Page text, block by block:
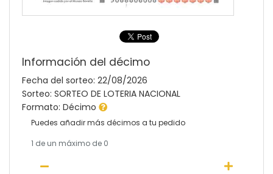
Información del décimo
Fecha del sorteo: 22/08/2026
Sorteo: SORTEO DE LOTERIA NACIONAL
Formato: Décimo
Puedes añadir más décimos a tu pedido
1 de un máximo de 0